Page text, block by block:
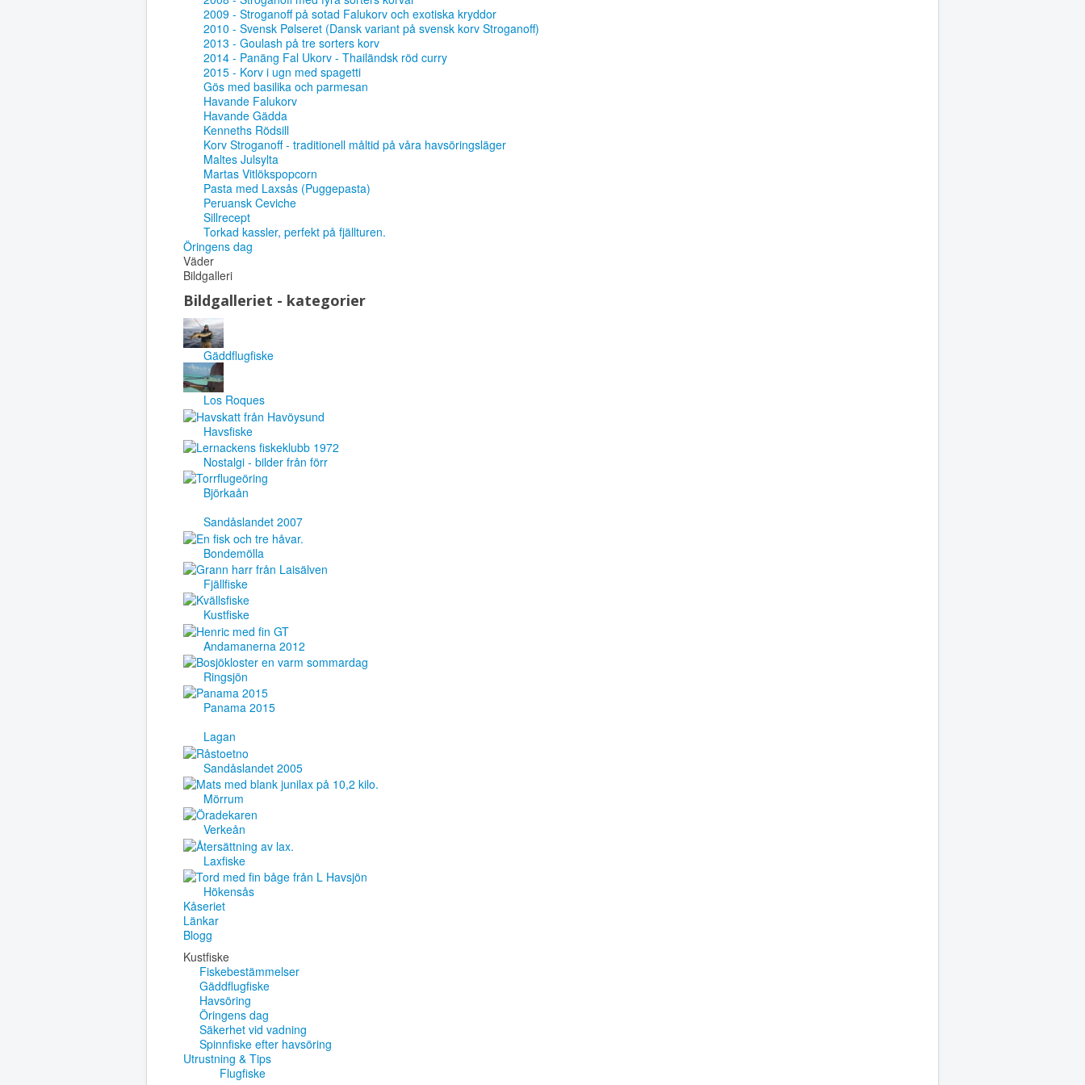
2009 - Stroganoff på sotad Falukorv och exotiska kryddor
2010 - Svensk Pølseret (Dansk variant på svensk korv Stroganoff)
2013 - Goulash på tre sorters korv
2014 - Panäng Fal Ukorv - Thailändsk röd curry
2015 - Korv i ugn med spagetti
Gös med basilika och parmesan
Havande Falukorv
Havande Gädda
Kenneths Rödsill
Korv Stroganoff - traditionell måltid på våra havsöringsläger
Maltes Julsylta
Martas Vitlökspopcorn
Pasta med Laxsås (Puggepasta)
Peruansk Ceviche
Sillrecept
Torkad kassler, perfekt på fjällturen.
Öringens dag
Väder
Bildgalleri
Bildgalleriet - kategorier
Gäddflugfiske
Los Roques
Havsfiske
Nostalgi - bilder från förr
Björkaån
Sandåslandet 2007
Bondemölla
Fjällfiske
Kustfiske
Andamanerna 2012
Ringsjön
Panama 2015
Lagan
Sandåslandet 2005
Mörrum
Verkeån
Laxfiske
Hökensås
Kåseriet
Länkar
Blogg
Kustfiske
Fiskebestämmelser
Gäddflugfiske
Havsöring
Öringens dag
Säkerhet vid vadning
Spinnfiske efter havsöring
Utrustning & Tips
Flugfiske